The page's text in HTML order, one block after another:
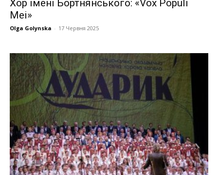
Хор імені Бортнянського: «Vox Populi
Mei»
Olga Golynska - 17 Червня 2025